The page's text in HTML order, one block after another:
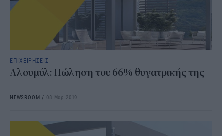
ΕΠΙΧΕΙΡΗΣΕΙΣ
Αλουμύλ: Πώληση του 66% θυγατρικής της
NEWSROOM / 08 Μαρ 2019